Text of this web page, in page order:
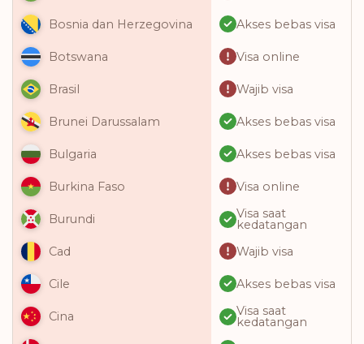
Bosnia dan Herzegovina Akses bebas visa
Botswana Visa online
Brasil Wajib visa
Brunei Darussalam Akses bebas visa
Bulgaria Akses bebas visa
Burkina Faso Visa online
Burundi Visa saat
kedatangan
Cad
Wajib visa
Cile Akses bebas visa
Cina Visa saat
kedatangan